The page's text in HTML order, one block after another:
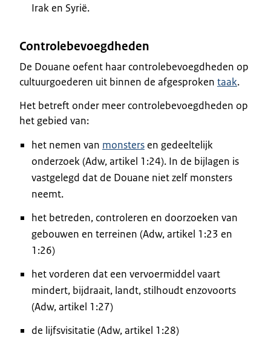
Irak en Syrië.
Controlebevoegdheden
De Douane oefent haar controlebevoegdheden op
cultuurgoederen uit binnen de afgesproken taak.
Het betreft onder meer controlebevoegdheden op
het gebied van:
het nemen van monsters en gedeeltelijk
onderzoek (Adw, artikel 1:24). In de bijlagen is
vastgelegd dat de Douane niet zelf monsters
neemt.
het betreden, controleren en doorzoeken van
gebouwen en terreinen (Adw, artikel 1:23 en
1:26)
het vorderen dat een vervoermiddel vaart
mindert, bijdraait, landt, stilhoudt enzovoorts
(Adw, artikel 1:27)
de lijfsvisitatie (Adw, artikel 1:28)